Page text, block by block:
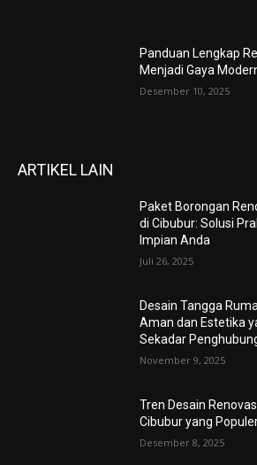
Panduan Lengkap
Menjadi Gaya
Desember 10, 2025
ARTIKEL LAIN
Paket Borongan
di Cibubur: Solusi
Impian Anda
Juli 26, 2025
Desain Tangga
Aman dan Estetika
Sekadar
November 9, 2025
Tren Desain
Cibubur yang
Desember 8, 2025